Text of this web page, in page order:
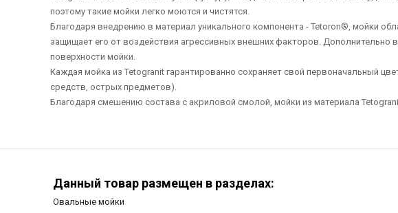
поэтому такие мойки легко моются и чистятся.
Благодаря внедрению в материал уникального компонента - Tetoron®, мойки
защищает его от воздействия агрессивных внешних факторов.
поверхности мойки.
Каждая мойка из Tetogranit гарантированно сохраняет свой первоначальный
средств, острых предметов).
Благодаря смешению состава с акриловой смолой, мойки из материала
Данный товар размещен в разделах:
Овальные мойки